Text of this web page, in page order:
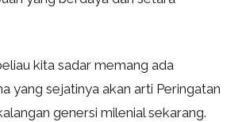
kita sadar memang ada
yang sejatinya akan arti Peringatan
genersi milenial sekarang.